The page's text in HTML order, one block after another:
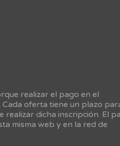
realizar el pago en el
oferta tiene un plazo
realizar dicha inscripción. El
misma web y en la red de